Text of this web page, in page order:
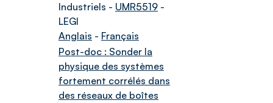
Industriels - UMR5519 -
LEGI
Anglais - Français
Post-doc : Sonder la
physique des systèmes
fortement corrélés dans
des réseaux de boîtes